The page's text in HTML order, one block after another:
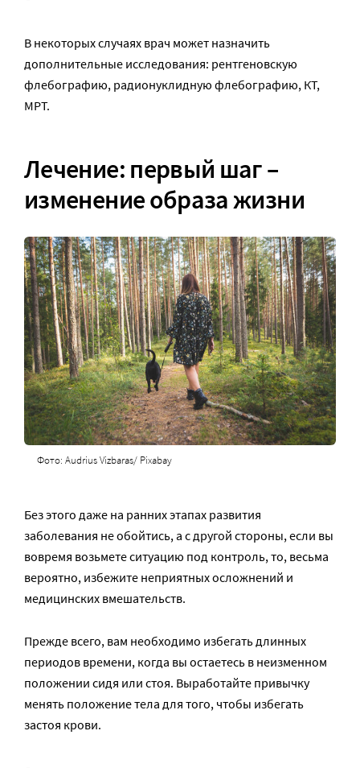
В некоторых случаях врач может назначить
дополнительные исследования: рентгеновскую
флебографию, радионуклидную флебографию, КТ,
МРТ.
Лечение: первый шаг –
изменение образа жизни
Фото: Audrius Vizbaras/ Pixabay
Без этого даже на ранних этапах развития
заболевания не обойтись, а с другой стороны, если вы
вовремя возьмете ситуацию под контроль, то, весьма
вероятно, избежите неприятных осложнений и
медицинских вмешательств.
Прежде всего, вам необходимо избегать длинных
периодов времени, когда вы остаетесь в неизменном
положении сидя или стоя. Выработайте привычку
менять положение тела для того, чтобы избегать
застоя крови.